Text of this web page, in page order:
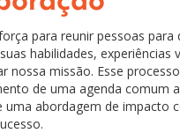
para reunir pessoas para
habilidades, experiências
nossa missão. Esse
de uma agenda comum
uma abordagem de impacto